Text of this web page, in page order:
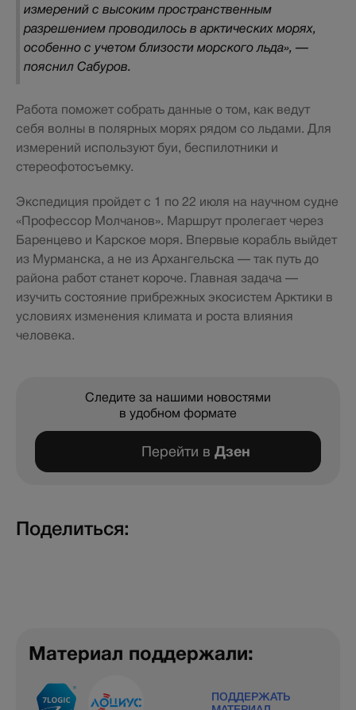
измерений с высоким пространственным
разрешением проводилось в арктических морях,
особенно с учетом близости морского льда», —
пояснил Сабуров.
Работа поможет собрать данные о том, как ведут
себя волны в полярных морях рядом со льдами. Для
измерений используют буи, беспилотники и
стереофотосъемку.
Экспедиция пройдет с 1 по 22 июля на научном судне
«Профессор Молчанов». Маршрут пролегает через
Баренцево и Карское моря. Впервые корабль выйдет
из Мурманска, а не из Архангельска — так путь до
района работ станет короче. Главная задача —
изучить состояние прибрежных экосистем Арктики в
условиях изменения климата и роста влияния
человека.
Следите за нашими новостями
в удобном формате
Перейти в Дзен
Поделиться:
Материал поддержали:
ПОДДЕРЖАТЬ